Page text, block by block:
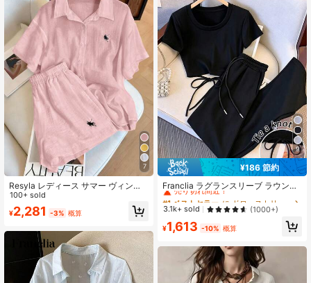
7
Resyla レディース サマー ヴィンテ
ージ カジュアル ルーズフィット シ
ャツ&ショーツ 2点セット、ファッシ
ョン マルチウェア
100+ sold
¥2,281 -3% 概算
9
¥186 節約
Franclia ラグランスリーブ ラウンド
ネック トップス + ストレートレッグ
スラントポケットパンツ マッチング
セット
#1 ベストセラー
に ドローストリング 女性用ツーピース衣装
売り切れ間近！
#1 ベストセラー
売り切れ間近！
#1 ベストセラー
売り切れ間近！
#1 ベストセラー
売り切れ間近！
3.1k+ sold (1000+)
¥1,613 -10% 概算